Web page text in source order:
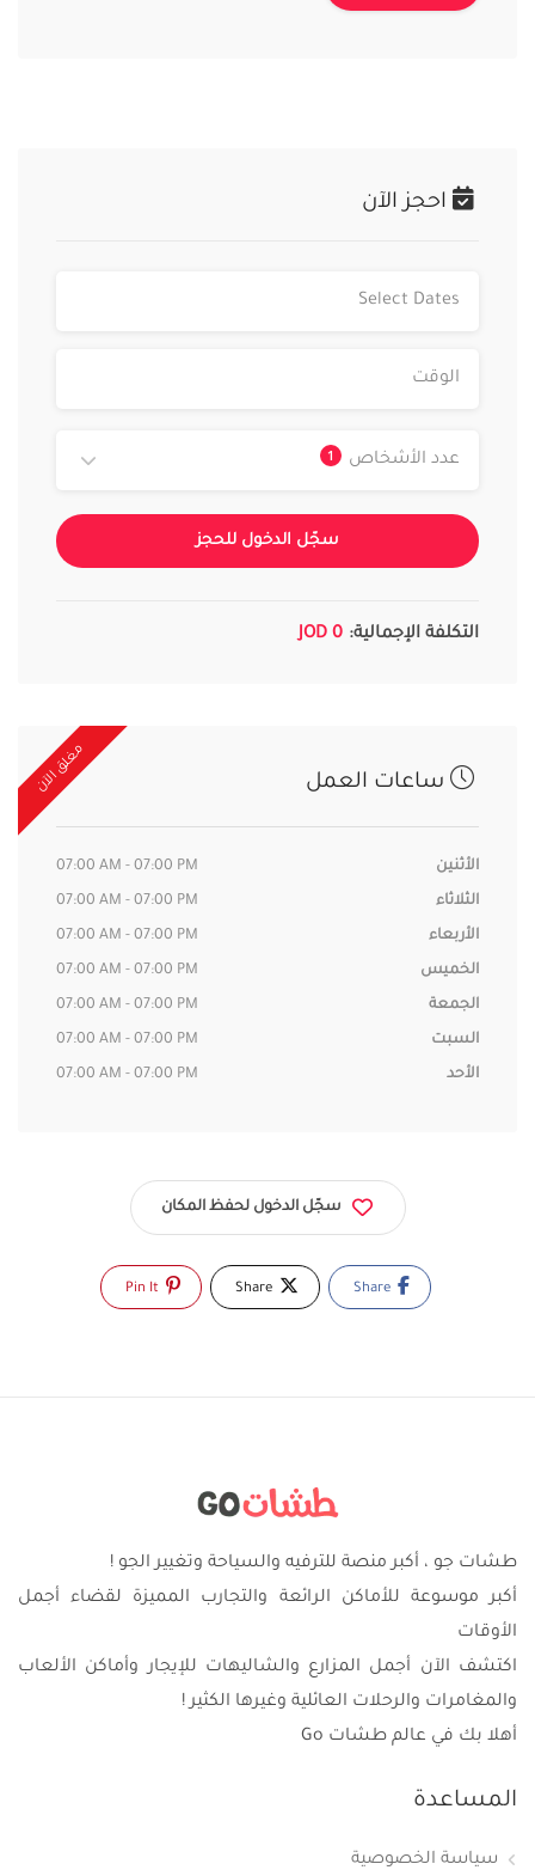
احجز الآن
عدد الأشخاص 1
سجّل الدخول للحجز
التكلفة الإجمالية: 0 JOD
مغلق الآن ساعات العمل
الأثنين 07:00 AM - 07:00 PM
الثلاثاء 07:00 AM - 07:00 PM
الأربعاء 07:00 AM - 07:00 PM
الخميس 07:00 AM - 07:00 PM
الجمعة 07:00 AM - 07:00 PM
السبت 07:00 AM - 07:00 PM
الأحد 07:00 AM - 07:00 PM
سجّل الدخول لحفظ المكان
طشات جو ، أكبر منصة للترفيه والسياحة وتغيير الجو !
أكبر موسوعة للأماكن الرائعة والتجارب المميزة لقضاء أجمل
الأوقات
اكتشف الآن أجمل المزارع والشاليهات للإيجار وأماكن الألعاب
والمغامرات والرحلات العائلية وغيرها الكثير !
أهلا بك في عالم طشات Go
المساعدة
سياسة الخصوصية